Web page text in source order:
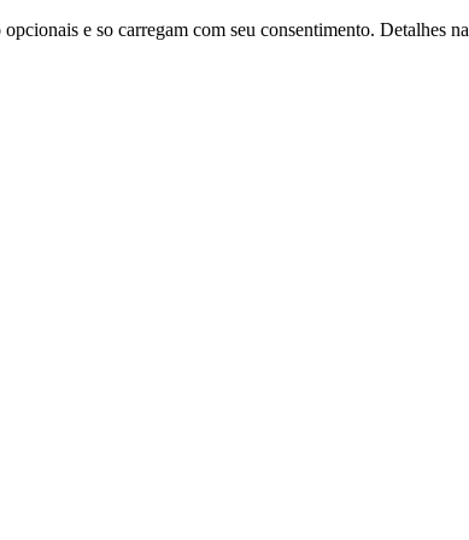
e so carregam com seu consentimento. Detalhes na